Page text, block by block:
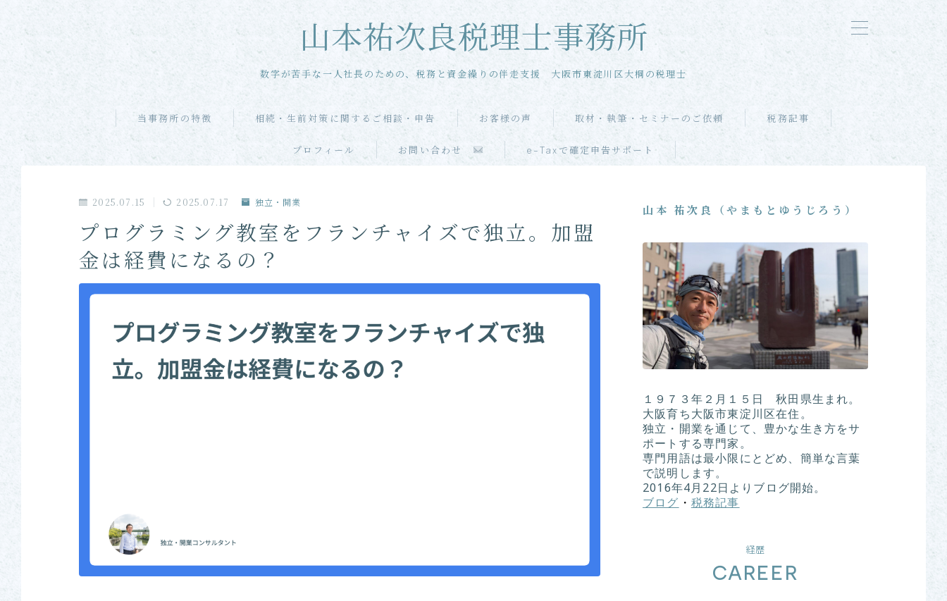
山本祐次良税理士事務所
数字が苦手な一人社長のための、税務と資金繰りの伴走支援 大阪市東淀川区大桐の税理士
当事務所の特徴 相続・生前対策に関するご相談・申告 お客様の声 取材・執筆・セミナーのご依頼 税務記事
プロフィール お問い合わせ e-Taxで確定申告サポート
単発・スポット申告
2025.07.15 2025.07.17 独立・開業
プログラミング教室をフランチャイズで独立。加盟
金は経費になるの？
山本 祐次良（やまもとゆうじろう）
１９７３年２月１５日 秋田県生まれ。
大阪育ち大阪市東淀川区在住。
独立・開業を通じて、豊かな生き方をサ
ポートする専門家。
専門用語は最小限にとどめ、簡単な言葉
で説明します。
2016年4月22日よりブログ開始。
ブログ ・ 税務記事
経歴
CAREER